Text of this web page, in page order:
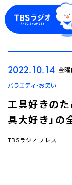
ログ
2022.10.14 金曜
バラエティ・お笑い
工具好きのた
具大好き」の
TBSラジオプレス